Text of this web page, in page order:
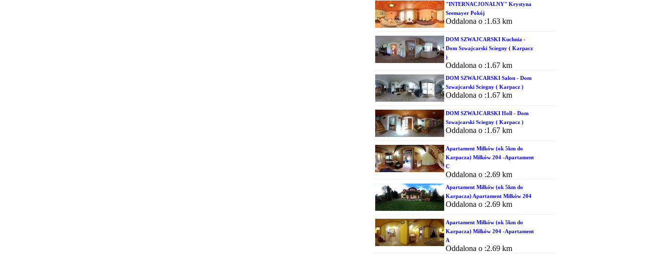
"INTERNACJONALNY" Krystyna
Seemayer Pokój
Oddalona o :1.63 km
DOM SZWAJCARSKI Kuchnia -
Dom Szwajcarski Sciegny ( Karpacz
)
Oddalona o :1.67 km
DOM SZWAJCARSKI Salon - Dom
Szwajcarski Sciegny ( Karpacz )
Oddalona o :1.67 km
DOM SZWAJCARSKI Holl - Dom
Szwajcarski Sciegny ( Karpacz )
Oddalona o :1.67 km
Apartament Miłków (ok 5km do
Karpacza) Miłków 204 -Apartament
C
Oddalona o :2.69 km
Apartament Miłków (ok 5km do
Karpacza) Apartament Miłków 204
Oddalona o :2.69 km
Apartament Miłków (ok 5km do
Karpacza) Miłków 204 -Apartament
A
Oddalona o :2.69 km